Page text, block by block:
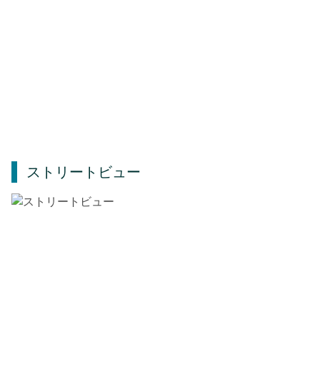
ストリートビュー